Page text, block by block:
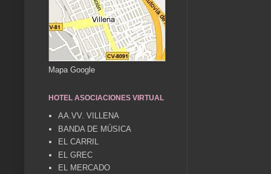
Mapa Google
HOTEL ASOCIACIONES VIRTUAL
AA.VV. VILLENA
BANDA DE MÚSICA
EL CARRIL
EL GREC
EL MERCADO